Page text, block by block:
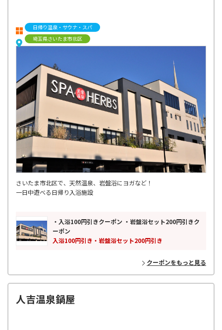
日帰り温泉・サウナ・スパ
埼玉県さいたま市北区
さいたま市北区で、天然温泉、岩盤浴にヨガなど！
一日中遊べる日帰り入浴施設
・入浴100円引きクーポン ・岩盤浴セット200円引きク
ーポン
入浴100円引き・岩盤浴セット200円引き
クーポンをもっと見る
人吉温泉鍋屋